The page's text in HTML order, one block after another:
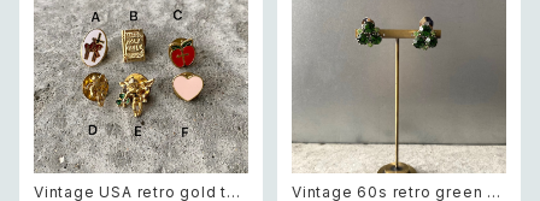
Vintage USA retro gold ton
Vintage 60s retro green bi